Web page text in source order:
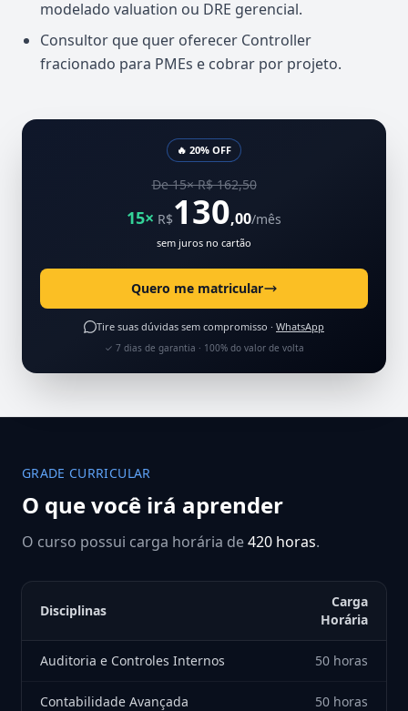
modelado valuation ou DRE gerencial.
Consultor que quer oferecer Controller
fracionado para PMEs e cobrar por projeto.
🔥 20% OFF
De 15× R$ 162,50
15× R$130,00/mês
sem juros no cartão
Quero me matricular
Tire suas dúvidas sem compromisso · WhatsApp
✓ 7 dias de garantia · 100% do valor de volta
GRADE CURRICULAR
O que você irá aprender
O curso possui carga horária de420 horas.
Disciplinas
Carga
Horária
Auditoria e Controles Internos 50 horas
Contabilidade Avançada 50 horas